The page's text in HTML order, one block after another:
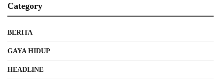
Category
BERITA
GAYA HIDUP
HEADLINE